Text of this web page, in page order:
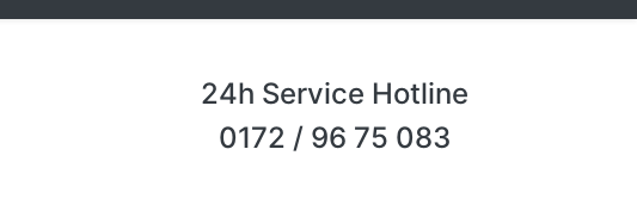
24h Service Hotline
0172 / 96 75 083